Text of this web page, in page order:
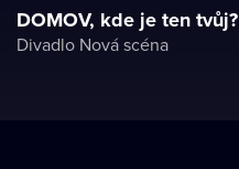
DOMOV, kde je ten tvůj?
Divadlo Nová scéna